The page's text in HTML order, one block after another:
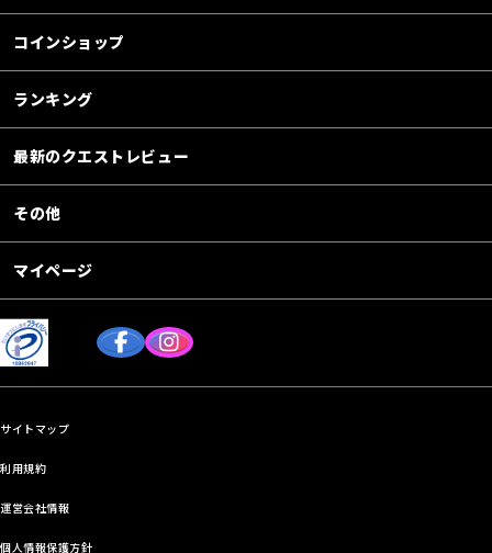
コインショップ
ランキング
最新のクエストレビュー
その他
マイページ
サイトマップ
利用規約
運営会社情報
個人情報保護方針